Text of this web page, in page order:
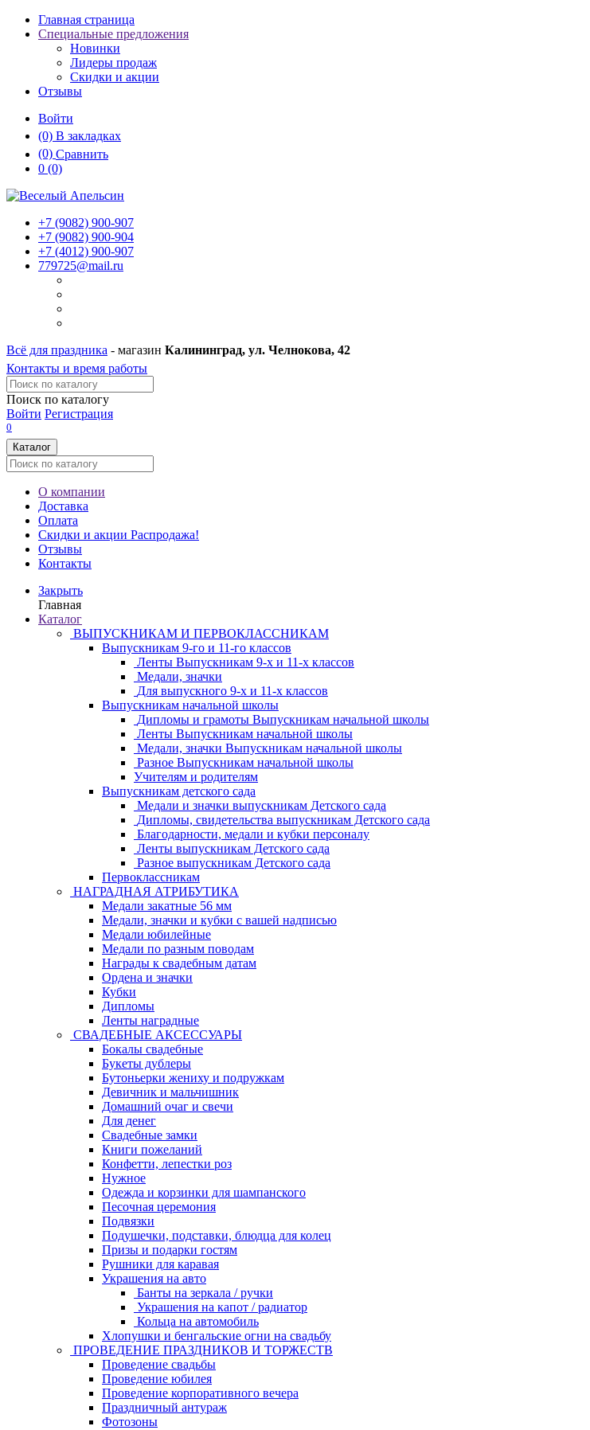
Главная страница
Специальные предложения
Новинки
Лидеры продаж
Скидки и акции
Отзывы
Войти
(0) В закладках
(0) Сравнить
0 (0)
+7 (9082) 900-907
+7 (9082) 900-904
+7 (4012) 900-907
779725@mail.ru
Всё для праздника - магазин Калининград, ул. Челнокова, 42
Контакты и время работы
Поиск по каталогу
Войти Регистрация
0
Каталог
О компании
Доставка
Оплата
Скидки и акции Распродажа!
Отзывы
Контакты
Закрыть
Главная
Каталог
ВЫПУСКНИКАМ И ПЕРВОКЛАССНИКАМ
Выпускникам 9-го и 11-го классов
Ленты Выпускникам 9-х и 11-х классов
Медали, значки
Для выпускного 9-х и 11-х классов
Выпускникам начальной школы
Дипломы и грамоты Выпускникам начальной школы
Ленты Выпускникам начальной школы
Медали, значки Выпускникам начальной школы
Разное Выпускникам начальной школы
Учителям и родителям
Выпускникам детского сада
Медали и значки выпускникам Детского сада
Дипломы, свидетельства выпускникам Детского сада
Благодарности, медали и кубки персоналу
Ленты выпускникам Детского сада
Разное выпускникам Детского сада
Первоклассникам
НАГРАДНАЯ АТРИБУТИКА
Медали закатные 56 мм
Медали, значки и кубки с вашей надписью
Медали юбилейные
Медали по разным поводам
Награды к свадебным датам
Ордена и значки
Кубки
Дипломы
Ленты наградные
СВАДЕБНЫЕ АКСЕССУАРЫ
Бокалы свадебные
Букеты дублеры
Бутоньерки жениху и подружкам
Девичник и мальчишник
Домашний очаг и свечи
Для денег
Свадебные замки
Книги пожеланий
Конфетти, лепестки роз
Нужное
Одежда и корзинки для шампанского
Песочная церемония
Подвязки
Подушечки, подставки, блюдца для колец
Призы и подарки гостям
Рушники для каравая
Украшения на авто
Банты на зеркала / ручки
Украшения на капот / радиатор
Кольца на автомобиль
Хлопушки и бенгальские огни на свадьбу
ПРОВЕДЕНИЕ ПРАЗДНИКОВ И ТОРЖЕСТВ
Проведение свадьбы
Проведение юбилея
Проведение корпоративного вечера
Праздничный антураж
Фотозоны